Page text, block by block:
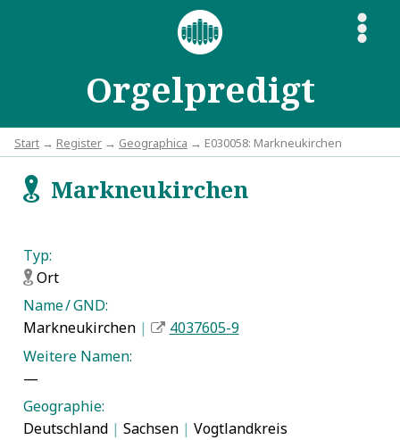
Orgelpredigt
S
Start → Register → Geographica → E030058: Markneukirchen
fMarkneukirchen
Typ:
fOrt
Name / GND:
Markneukirchen |
4037605-9
Weitere Namen:
—
Geographie:
Deutschland | Sachsen | Vogtlandkreis